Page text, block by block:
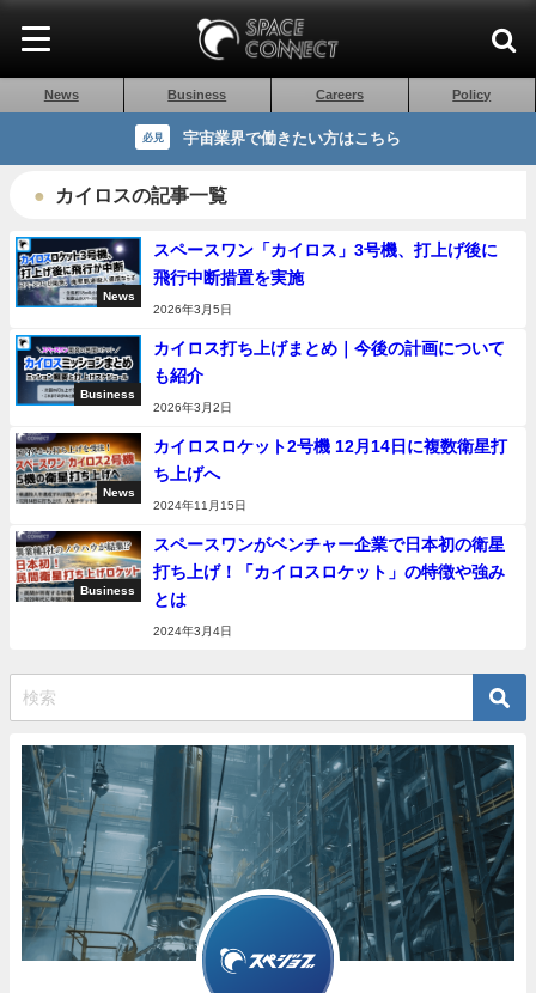
News Business Careers Policy
必見 宇宙業界で働きたい方はこちら
カイロスの記事一覧
News
スペースワン「カイロス」3号機、打上げ後に
飛行中断措置を実施
2026年3月5日
Business
カイロス打ち上げまとめ｜今後の計画について
も紹介
2026年3月2日
News
カイロスロケット2号機 12月14日に複数衛星打
ち上げへ
2024年11月15日
Business
スペースワンがベンチャー企業で日本初の衛星
打ち上げ！「カイロスロケット」の特徴や強み
とは
2024年3月4日